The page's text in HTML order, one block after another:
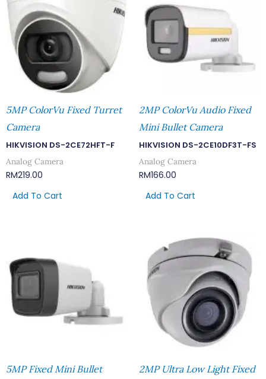
5MP ColorVu Fixed Turret
Camera
HIKVISION DS-2CE72HFT-F
Analog Camera
RM219.00
Add To Cart
2MP ColorVu Audio Fixed
Mini Bullet Camera
HIKVISION DS-2CE10DF3T-FS
Analog Camera
RM166.00
Add To Cart
5MP Fixed Mini Bullet
2MP Ultra Low Light Fixed